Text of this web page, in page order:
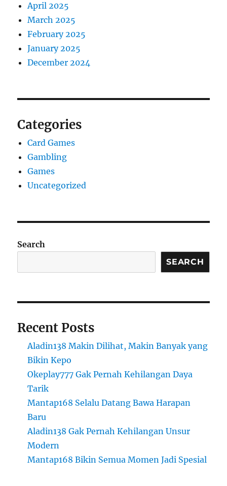
April 2025
March 2025
February 2025
January 2025
December 2024
Categories
Card Games
Gambling
Games
Uncategorized
Search
SEARCH
Recent Posts
Aladin138 Makin Dilihat, Makin Banyak yang
Bikin Kepo
Okeplay777 Gak Pernah Kehilangan Daya
Tarik
Mantap168 Selalu Datang Bawa Harapan
Baru
Aladin138 Gak Pernah Kehilangan Unsur
Modern
Mantap168 Bikin Semua Momen Jadi Spesial